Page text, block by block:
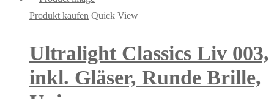
Produkt kaufen Quick View
Ultralight Classics Liv 003,
inkl. Gläser, Runde Brille,